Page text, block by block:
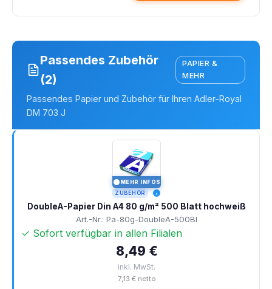
Passendes Zubehör
(2)
PAPIER &
MEHR
Passendes Papier und Zubehör für Ihren Adler-Royal
DM 703 J
MEHR INFOS
ZUBEHÖR
DoubleA-Papier Din A4 80 g/m² 500 Blatt hochweiß
Art.-Nr.: Pa-80g-DoubleA-500Bl
✓ Sofort verfügbar in allen Filialen
8,49 €
inkl. MwSt.
7,13 € netto